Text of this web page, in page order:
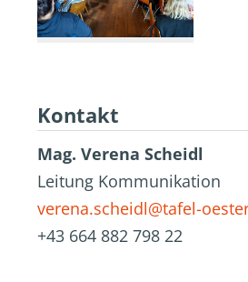
Kontakt
Mag. Verena Scheidl
Leitung Kommunikation
verena.scheidl@tafel-
+43 664 882 798 22